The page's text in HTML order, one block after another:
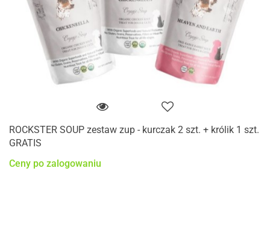
ROCKSTER SOUP zestaw zup - kurczak 2 szt. + królik 1 szt.
GRATIS
Ceny po zalogowaniu